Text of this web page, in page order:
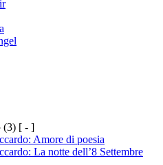
(3) [ - ]
Amore di poesia
La notte dell’8 Settembre